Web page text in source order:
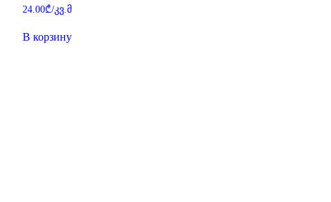
Оценка
0
5
24.00₾/კვ.მ
В корзину